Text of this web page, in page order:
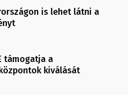
is lehet látni a
támogatja a
kiválását